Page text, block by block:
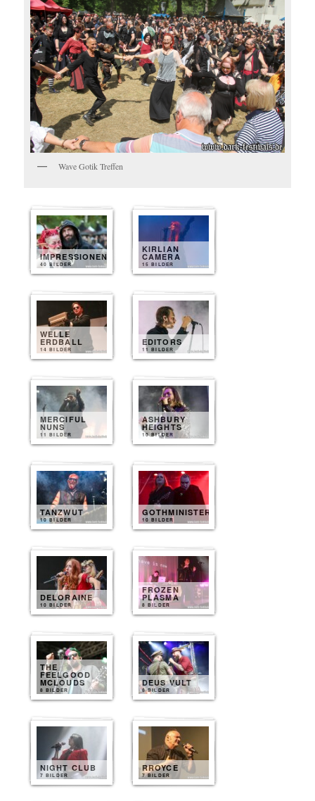
Wave Gotik Treffen
IMPRESSIONEN
40 BILDER
KIRLIAN
CAMERA
15 BILDER
WELLE
ERDBALL
14 BILDER
EDITORS
11 BILDER
MERCIFUL
NUNS
11 BILDER
ASHBURY
HEIGHTS
10 BILDER
TANZWUT
10 BILDER
GOTHMINISTER
10 BILDER
DELORAINE
10 BILDER
FROZEN
PLASMA
8 BILDER
THE
FEELGOOD
MCLOUDS
8 BILDER
DEUS VULT
8 BILDER
NIGHT CLUB
7 BILDER
RROYCE
7 BILDER